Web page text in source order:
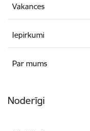
Vakances
Iepirkumi
Par mums
Noderīgi